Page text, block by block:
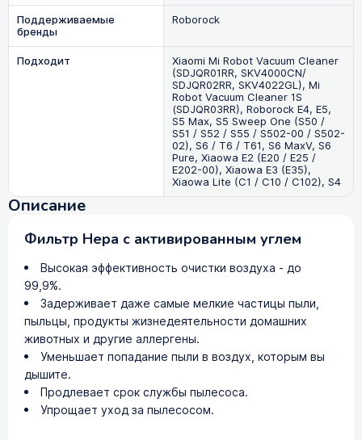
Поддерживаемые
бренды
Roborock
Подходит Xiaomi Mi Robot Vacuum Cleaner
(SDJQR01RR, SKV4000CN/
SDJQR02RR, SKV4022GL), Mi
Robot Vacuum Cleaner 1S
(SDJQR03RR), Roborock E4, E5,
S5 Max, S5 Sweep One (S50 /
S51 / S52 / S55 / S502-00 / S502-
02), S6 / T6 / T61, S6 MaxV, S6
Pure, Xiaowa E2 (E20 / E25 /
E202-00), Xiaowa E3 (E35),
Xiaowa Lite (C1 / C10 / C102), S4
Описание
Фильтр Hepa с активированным углем
Высокая эффективность очистки воздуха - до
99,9%.
Задерживает даже самые мелкие частицы пыли,
пыльцы, продукты жизнедеятельности домашних
животных и другие аллергены.
Уменьшает попадание пыли в воздух, которым вы
дышите.
Продлевает срок службы пылесоса.
Упрощает уход за пылесосом.